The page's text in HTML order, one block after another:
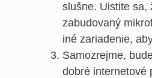
slušne. Uistite sa,
zabudovaný
iné zariadenie,
Samozrejme,
dobré internetové